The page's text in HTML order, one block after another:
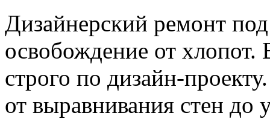
Дизайнерский ремонт
освобождение от хлопот.
строго по дизайн-
от выравнивания стен до